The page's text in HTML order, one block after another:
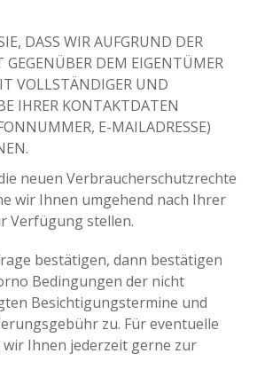
DASS WIR AUFGRUND DER
GEGENÜBER DEM EIGENTÜMER
VOLLSTÄNDIGER UND
IHRER KONTAKTDATEN
E-MAILADRESSE)
neuen Verbraucherschutzrechte
wir Ihnen umgehend nach Ihrer
Verfügung stellen.
bestätigen, dann bestätigen
Bedingungen der nicht
Besichtigungstermine und
zu. Für eventuelle
Ihnen jederzeit gerne zur